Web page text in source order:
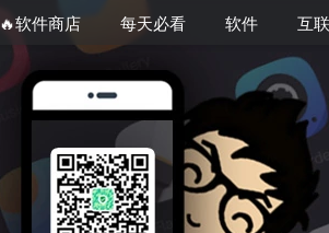
🔥软件商店 每天必看 软件 互